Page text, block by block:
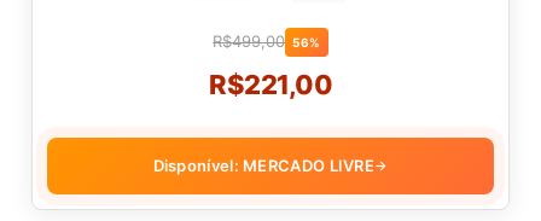
R$499,00 56%
R$221,00
Disponível: MERCADO LIVRE→